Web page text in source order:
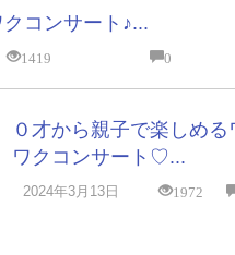
コンサート♪...
1419 0
０才から親子で楽しめる
ワクコンサート♡...
2024年3月13日 1972